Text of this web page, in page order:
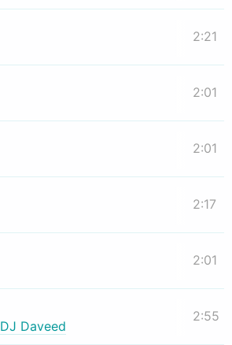
2:21
2:01
2:01
2:17
2:01
DJ Daveed
2:55